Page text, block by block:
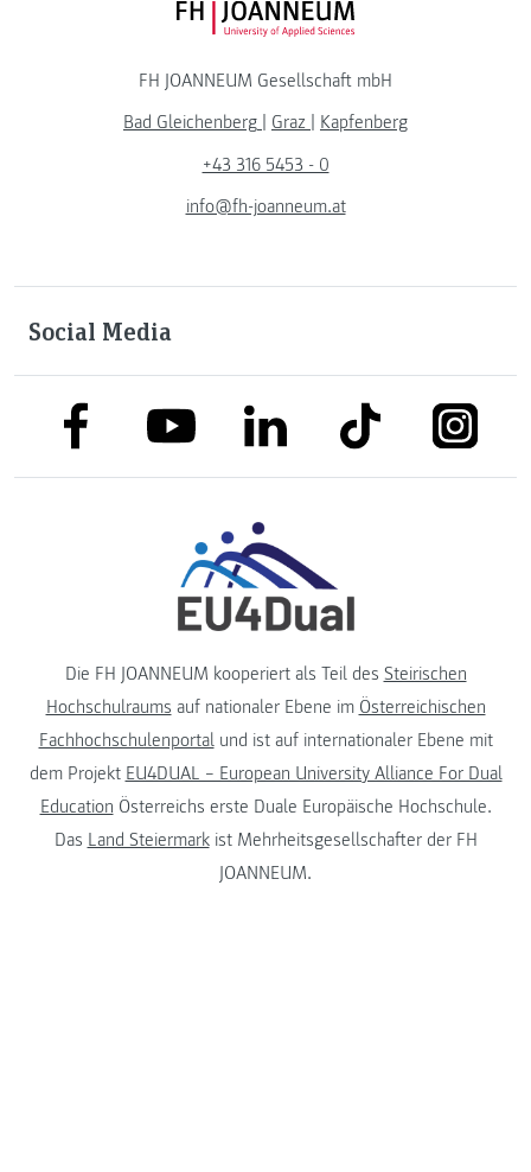
FH JOANNEUM Logo
FH JOANNEUM Gesellschaft mbH
Bad Gleichenberg
Graz
Kapfenberg
+43 316 5453 - 0
info@fh-joanneum.at
Social Media
link to facebooklink to youtubelink to linkedinlink to tiktok
Die FH JOANNEUM kooperiert als Teil des Steirischen
Hochschulraums auf nationaler Ebene im Österreichischen
Fachhochschulenportalund ist auf internationaler Ebene mit
dem Projekt EU4DUAL – European University Alliance For Dual
Education Österreichs erste Duale Europäische Hochschule.
Das Land Steiermarkist Mehrheitsgesellschafter der FH
JOANNEUM.